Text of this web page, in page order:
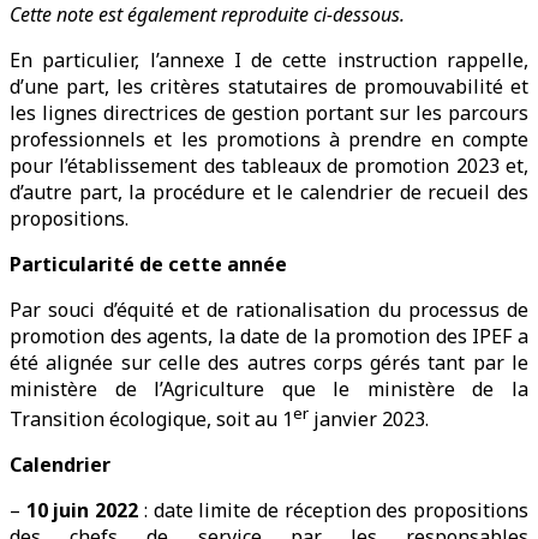
Cette note est également reproduite ci-dessous.
En particulier, l’annexe I de cette instruction rappelle,
d’une part, les critères statutaires de promouvabilité et
les lignes directrices de gestion portant sur les parcours
professionnels et les promotions à prendre en compte
pour l’établissement des tableaux de promotion 2023 et,
d’autre part, la procédure et le calendrier de recueil des
propositions.
Particularité de cette année
Par souci d’équité et de rationalisation du processus de
promotion des agents, la date de la promotion des IPEF a
été alignée sur celle des autres corps gérés tant par le
ministère de l’Agriculture que le ministère de la
Transition écologique, soit au 1er janvier 2023.
Calendrier
– 10 juin 2022 : date limite de réception des propositions